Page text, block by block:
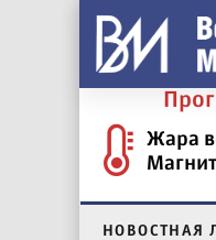
Жара
НОВОСТНАЯ